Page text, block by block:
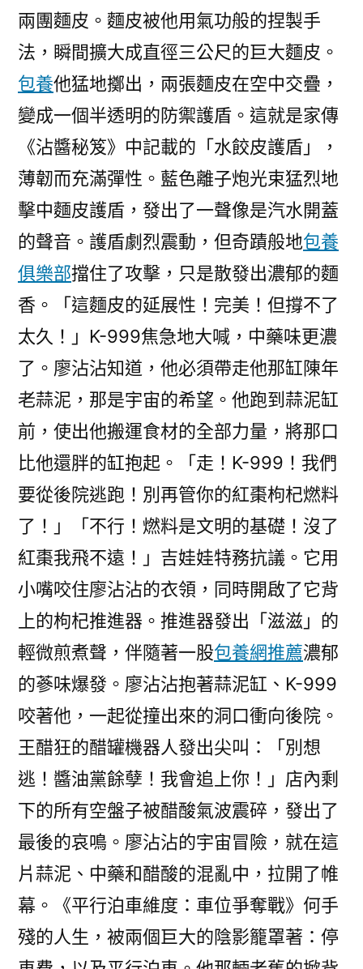
兩團麵皮。麵皮被他用氣功般的捏製手
法，瞬間擴大成直徑三公尺的巨大麵皮。
包養他猛地擲出，兩張麵皮在空中交疊，
變成一個半透明的防禦護盾。這就是家傳
《沾醬秘笈》中記載的「水餃皮護盾」，
薄韌而充滿彈性。藍色離子炮光束猛烈地
擊中麵皮護盾，發出了一聲像是汽水開蓋
的聲音。護盾劇烈震動，但奇蹟般地包養
俱樂部擋住了攻擊，只是散發出濃郁的麵
香。「這麵皮的延展性！完美！但撐不了
太久！」K-999焦急地大喊，中藥味更濃
了。廖沾沾知道，他必須帶走他那缸陳年
老蒜泥，那是宇宙的希望。他跑到蒜泥缸
前，使出他搬運食材的全部力量，將那口
比他還胖的缸抱起。「走！K-999！我們
要從後院逃跑！別再管你的紅棗枸杞燃料
了！」「不行！燃料是文明的基礎！沒了
紅棗我飛不遠！」吉娃娃特務抗議。它用
小嘴咬住廖沾沾的衣領，同時開啟了它背
上的枸杞推進器。推進器發出「滋滋」的
輕微煎煮聲，伴隨著一股包養網推薦濃郁
的蔘味爆發。廖沾沾抱著蒜泥缸、K-999
咬著他，一起從撞出來的洞口衝向後院。
王醋狂的醋罐機器人發出尖叫：「別想
逃！醬油黨餘孽！我會追上你！」店內剩
下的所有空盤子被醋酸氣波震碎，發出了
最後的哀鳴。廖沾沾的宇宙冒險，就在這
片蒜泥、中藥和醋酸的混亂中，拉開了帷
幕。《平行泊車維度：車位爭奪戰》何手
殘的人生，被兩個巨大的陰影籠罩著：停